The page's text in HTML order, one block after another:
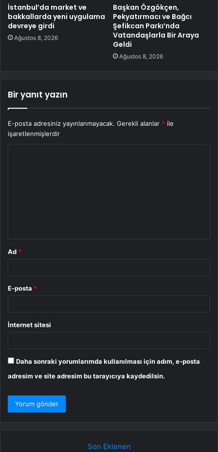
İstanbul’da market ve
bakkallarda yeni uygulama
devreye girdi
Ağustos 8, 2026
Başkan Özgökçen,
Pekyatırmacı ve Bağcı
Şefikcan Parkı’nda
Vatandaşlarla Bir Araya
Geldi
Ağustos 8, 2026
Bir yanıt yazın
E-posta adresiniz yayınlanmayacak. Gerekli alanlar * ile
işaretlenmişlerdir
Ad *
E-posta *
İnternet sitesi
Daha sonraki yorumlarımda kullanılması için adım, e-posta
adresim ve site adresim bu tarayıcıya kaydedilsin.
Son Eklenen